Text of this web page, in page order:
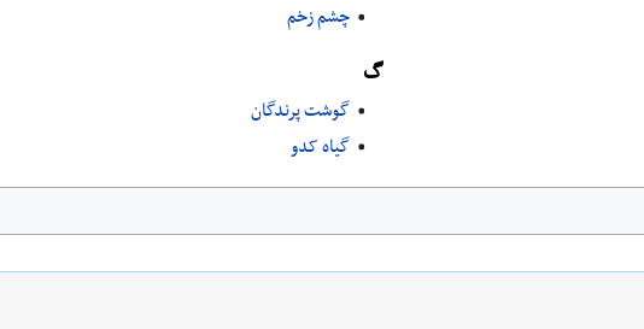
چشم زخم
گ
گوشت پرندگان
گیاه کدو